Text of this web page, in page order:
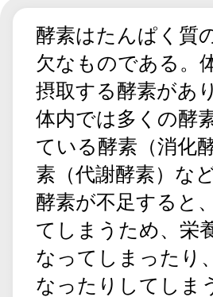
酵素はたんぱく質
欠なものである。
摂取する酵素があ
体内では多くの酵
ている酵素（消化
素（代謝酵素）な
酵素が不足すると
てしまうため、栄
なってしまったり
なったりしてしま